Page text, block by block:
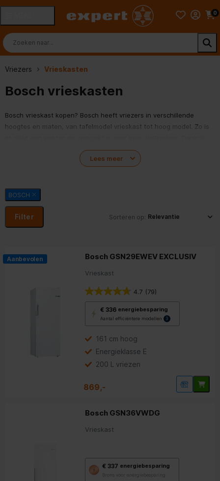
0
Vriezers Vrieskasten
Bosch vrieskasten
Bosch vrieskast kopen? Bosch heeft vriezers in verschillende
hoogtes en maten, van tafelmodel vrieskast tot hoog model. Zo is
transparante lades berg je alles overzichtelijk op. Vriezers met
NoFrost-technologie hoef je bovendien nooit te ontdooien. Bekijk
Lees meer
BOSCH
Filter Sorteren op:
Aanbevolen Bosch GSN29EWEV EXCLUSIV
Vrieskast
4.7 (79)
€ 336 energiebesparing
Aantal efficiëntere modellen 3
deze
knop
Youreko’s
voor
energiebesparing.
161 cm hoog
Energieklasse E
200 L vriezen
869,-
Bosch GSN36VWDG
Vrieskast
€ 337 energiebesparing
Brons voor energiebesparing
deze